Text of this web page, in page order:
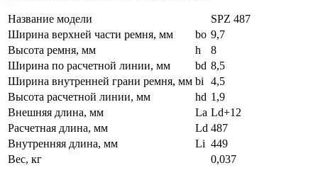
Название модели
SPZ 487
Ширина верхней части ремня, мм
bo 9,7
Высота ремня, мм
h
8
Ширина по расчетной линии, мм
bd 8,5
Ширина внутренней грани ремня, мм bi
4,5
Высота расчетной линии, мм
hd 1,9
Внешняя длина, мм
La Ld+12
Расчетная длина, мм
Ld 487
Внутренняя длина, мм
Li 449
Вес, кг
0,037